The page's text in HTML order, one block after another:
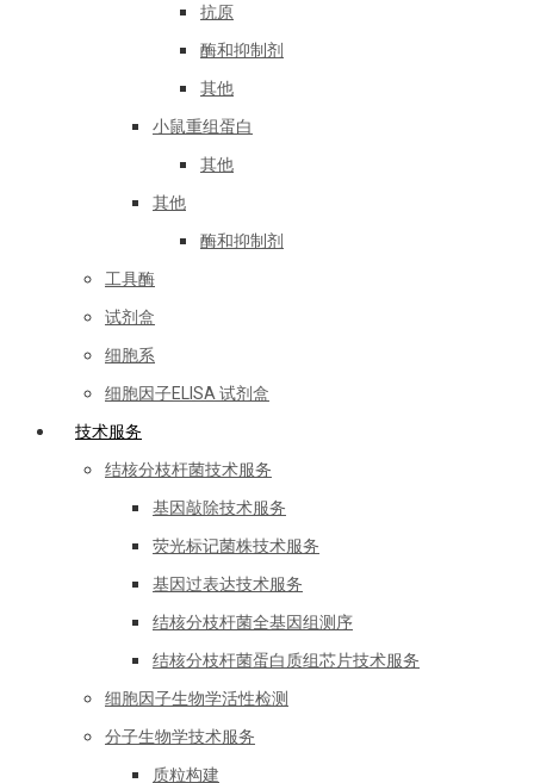
抗原
酶和抑制剂
其他
小鼠重组蛋白
其他
其他
酶和抑制剂
工具酶
试剂盒
细胞系
细胞因子ELISA 试剂盒
技术服务
结核分枝杆菌技术服务
基因敲除技术服务
荧光标记菌株技术服务
基因过表达技术服务
结核分枝杆菌全基因组测序
结核分枝杆菌蛋白质组芯片技术服务
细胞因子生物学活性检测
分子生物学技术服务
质粒构建